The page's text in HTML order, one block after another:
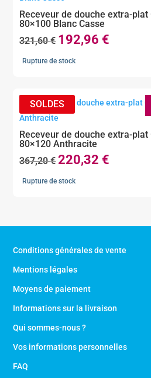
Receveur de douche extra-plat
80×100 Blanc Casse
321,60€ Le
prix
321,60 €.
192,96 €
192,96 €.
Rupture de stock
Receveur de douche extra-plat
80×120 Anthracite
367,20€Le
prix
220,32 €
Rupture de stock
Conditions générales de vente
Mentions légales
Moyens de paiement
Informations sur la livraison
Qui sommes-nous ?
Vos informations personnelles
FAQ